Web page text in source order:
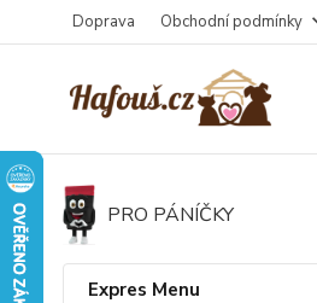
Doprava Obchodní podmínky
PRO PÁNÍČKY
Expres Menu